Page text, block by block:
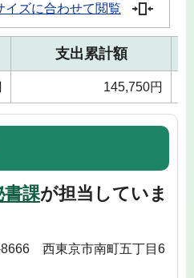
イズに合わせて閲覧
支出累計額
145,750円
書課が担当していま
西東京市南町五丁目6